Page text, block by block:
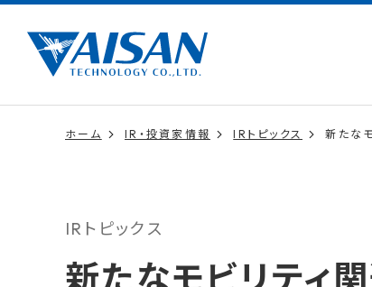
ホーム IR・投資家情報 IRトピックス 新たな
IRトピックス
新たなモビリティ